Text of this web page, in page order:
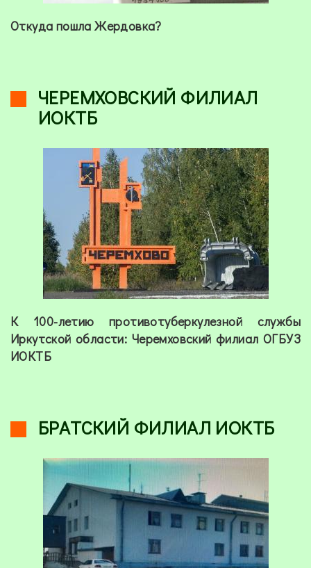
Откуда пошла Жердовка?
ЧЕРЕМХОВСКИЙ ФИЛИАЛ
ИОКТБ
К 100-летию противотуберкулезной службы
Иркутской области: Черемховский филиал ОГБУЗ
ИОКТБ
БРАТСКИЙ ФИЛИАЛ ИОКТБ